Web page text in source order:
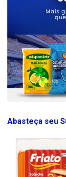
Abasteça seu